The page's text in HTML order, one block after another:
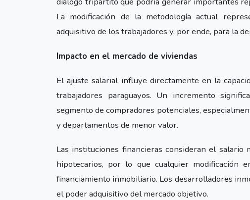
La modificación de la metodología actual
adquisitivo de los trabajadores y, por ende, para la
Impacto en el mercado de viviendas
El ajuste salarial influye directamente en la
trabajadores paraguayos. Un incremento
segmento de compradores potenciales,
y departamentos de menor valor.
Las instituciones financieras consideran el
hipotecarios, por lo que cualquier modificación
financiamiento inmobiliario. Los desarrolladores
el poder adquisitivo del mercado objetivo.